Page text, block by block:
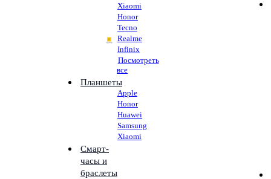
Xiaomi
Honor
Tecno
Realme
Infinix
Посмотреть
все
Планшеты
Apple
Honor
Huawei
Samsung
Xiaomi
Смарт-
часы и
браслеты